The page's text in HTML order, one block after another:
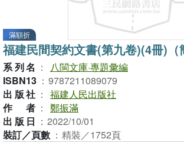
滿額折
福建民間契約文書(第九卷)(4冊)（
系列名 ：
八閩文庫·專題彙編
ISBN13 ： 9787211089079
出版社 ： 福建人民出版社
作者 ： 鄭振滿
出版日 ： 2022/10/01
裝訂／頁數 ： 精裝／1752頁